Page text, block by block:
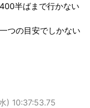
半ばまで行かない
つの目安でしかない
) 10:37:53.75